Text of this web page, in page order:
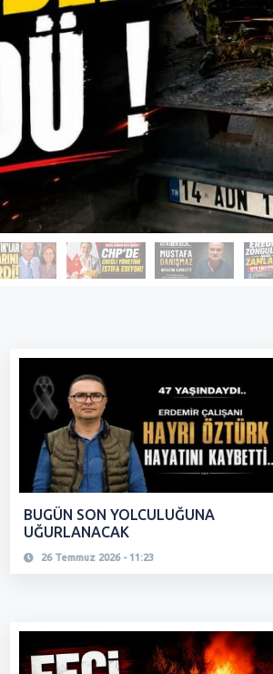
BUGÜN SON YOLCULUĞUNA
UĞURLANACAK
26 Temmuz 2026 - 11:23